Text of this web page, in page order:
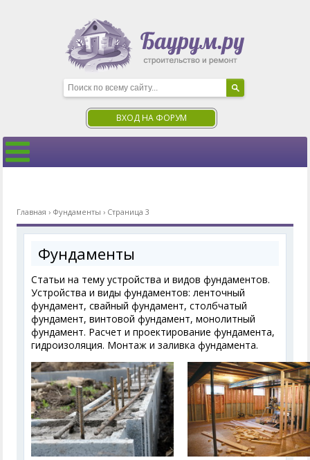
ВХОД НА ФОРУМ
Главная › Фундаменты › Страница 3
Фундаменты
Статьи на тему устройства и видов фундаментов.
Устройства и виды фундаментов: ленточный
фундамент, свайный фундамент, столбчатый
фундамент, винтовой фундамент, монолитный
фундамент. Расчет и проектирование фундамента,
гидроизоляция. Монтаж и заливка фундамента.